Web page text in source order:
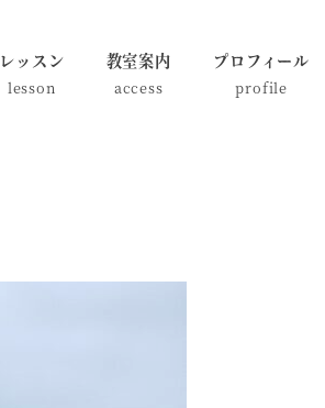
レッスン
lesson
教室案内
access
プロフィール
profile